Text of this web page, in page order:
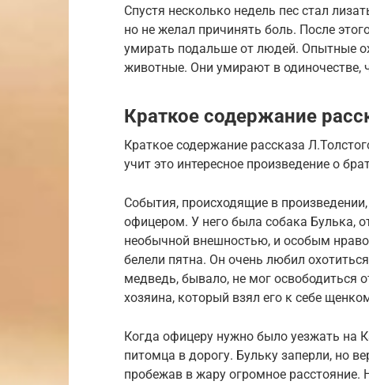
Спустя несколько недель пес стал
но не желал причинять боль. После
умирать подальше от людей. Опытные
животные. Они умирают в одиночестве,
Краткое содержание
Краткое содержание рассказа
учит это интересное произведение о
События, происходящие в
офицером. У него была собака Булька,
необычной внешностью, и особым
белели пятна. Он очень любил
медведь, бывало, не мог освободиться
хозяина, который взял его к себе
Когда офицеру нужно было уезжать на
питомца в дорогу. Бульку заперли, но
пробежав в жару огромное расстояние.